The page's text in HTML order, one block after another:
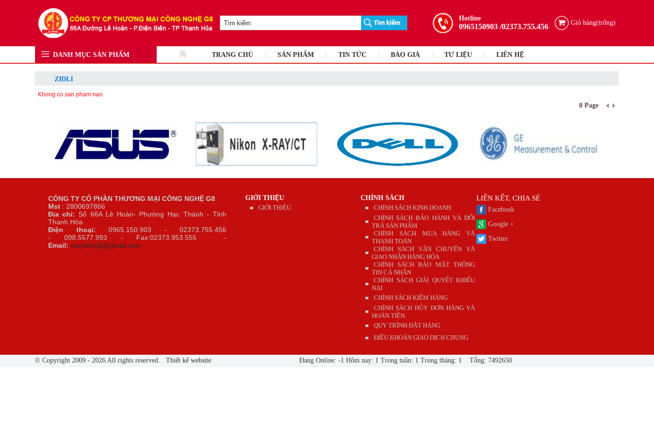
Hotline
0965150903 /02373.755.456 Giỏ hàng(trống)
DANH MỤC SẢN PHẨM TRANG CHỦ SẢN PHẨM TIN TỨC BÁO GIÁ TƯ LIỆU LIÊN HỆ
ZIDLI
Khong co san pham nao
0 Page
CÔNG TY CỔ PHẦN THƯƠNG MẠI CÔNG NGHỆ G8
Mst : 2800697866
Địa chỉ: Số 66A Lê Hoàn- Phường Hạc Thành - Tỉnh
Thanh Hóa
Điện thoại: 0965.150.903 - 02373.755.456
- 098.5577.993 - Fax:02373.953.555 -
Email: maytinhg8@gmail.com
GIỚI THIỆU
GIỚI THIỆU
CHÍNH SÁCH
CHÍNH SÁCH KINH DOANH
CHÍNH SÁCH BẢO HÀNH VÀ ĐỔI
TRẢ SẢN PHẨM
CHÍNH SÁCH MUA HÀNG VÀ
THANH TOÁN
CHÍNH SÁCH VẬN CHUYỂN VÀ
GIAO NHẬN HÀNG HÓA
CHÍNH SÁCH BẢO MẬT THÔNG
TIN CÁ NHÂN
CHÍNH SÁCH GIẢI QUYẾT KHIẾU
NẠI
CHÍNH SÁCH KIỂM HÀNG
CHÍNH SÁCH HỦY ĐƠN HÀNG VÀ
HOÀN TIỀN
QUY TRÌNH ĐẶT HÀNG
ĐIỀU KHOẢN GIAO DỊCH CHUNG
LIÊN KẾT, CHIA SẺ
Facebook
Google +
Twitter
© Copyright 2009 - 2026 All rights reserved. Thiết kế website Đang Online: -1 Hôm nay: 1 Trong tuần: 1 Trong tháng: 1 Tổng: 7492650